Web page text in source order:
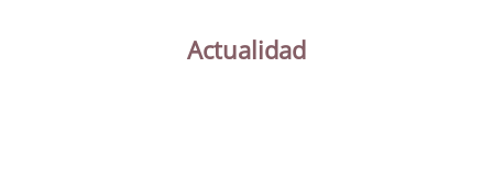
Actualidad